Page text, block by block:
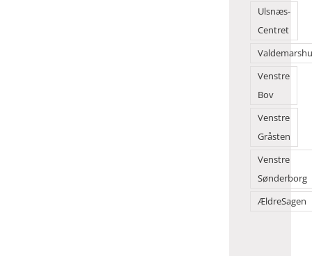
Ulsnæs-
Centret
Venstre
Bov
Venstre
Gråsten
Venstre
Sønderborg
ÆldreSagen